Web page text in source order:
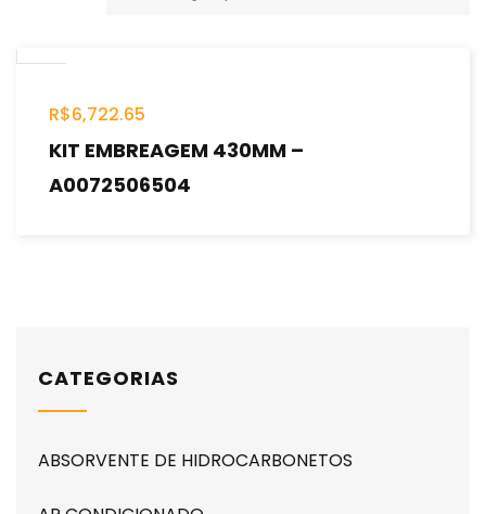
R$6,722.65
KIT EMBREAGEM 430MM –
A0072506504
CATEGORIAS
ABSORVENTE DE HIDROCARBONETOS